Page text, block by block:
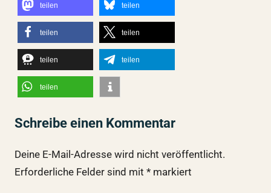
teilen teilen
teilen teilen
teilen teilen
teilen
Schreibe einen Kommentar
Deine E-Mail-Adresse wird nicht veröffentlicht.
Erforderliche Felder sind mit *markiert